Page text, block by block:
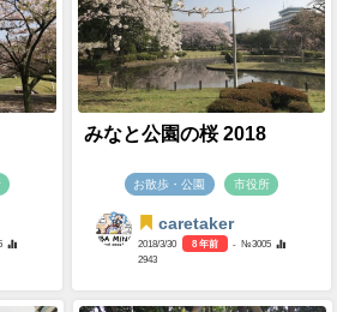
みなと公園の桜 2018
お散歩・公園 市役所
caretaker
2018/3/30 8 年前
- №3005
2943